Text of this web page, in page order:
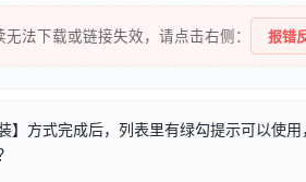
法下载或链接失效，请点击右侧： 报错
】方式完成后，列表里有绿勾提示可以使